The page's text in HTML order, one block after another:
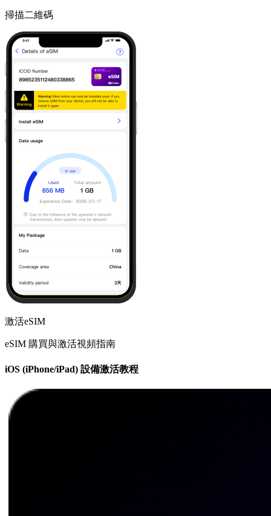
掃描二維碼
激活eSIM
eSIM 購買與激活視頻指南
iOS (iPhone/iPad) 設備激活教程